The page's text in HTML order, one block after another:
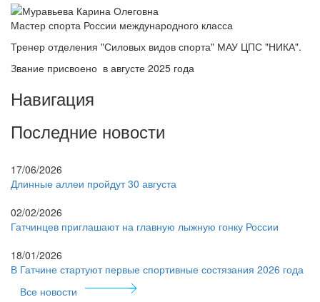
Мастер спорта России международного класса
Тренер отделения "Силовых видов спорта" МАУ ЦПС "НИКА".
Звание присвоено в августе 2025 года
Навигация
Последние новости
17/06/2026
Длинные аллеи пройдут 30 августа
02/02/2026
Гатчинцев приглашают на главную лыжную гонку России
18/01/2026
В Гатчине стартуют первые спортивные состязания 2026 года
Все новости